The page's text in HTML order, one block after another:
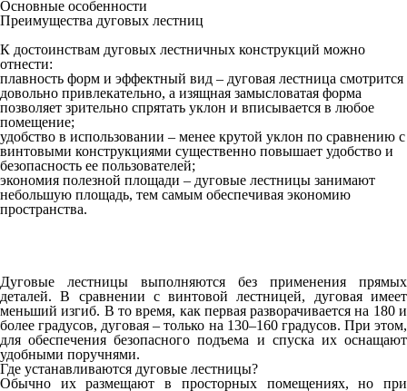
Основные особенности
Преимущества дуговых лестниц
К достоинствам дуговых лестничных конструкций можно
отнести:
плавность форм и эффектный вид – дуговая лестница смотрится
довольно привлекательно, а изящная замысловатая форма
позволяет зрительно спрятать уклон и вписывается в любое
помещение;
удобство в использовании – менее крутой уклон по сравнению с
винтовыми конструкциями существенно повышает удобство и
безопасность ее пользователей;
экономия полезной площади – дуговые лестницы занимают
небольшую площадь, тем самым обеспечивая экономию
пространства.
Дуговые лестницы выполняются без применения прямых
деталей. В сравнении с винтовой лестницей, дуговая имеет
меньший изгиб. В то время, как первая разворачивается на 180 и
более градусов, дуговая – только на 130–160 градусов. При этом,
для обеспечения безопасного подъема и спуска их оснащают
удобными поручнями.
Где устанавливаются дуговые лестницы?
Обычно их размещают в просторных помещениях, но при